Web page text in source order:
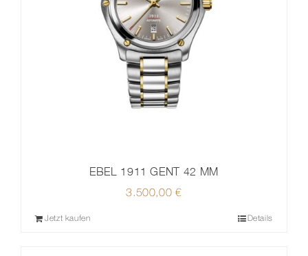
EBEL 1911 GENT 42 MM
3.500,00€
Jetzt kaufen Details